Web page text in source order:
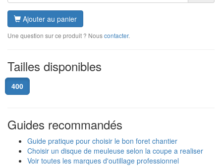
Ajouter au panier
Une question sur ce produit ? Nouscontacter.
Tailles disponibles
400
Guides recommandés
Guide pratique pour choisir le bon foret chantier
Choisir un disque de meuleuse selon la coupe a realiser
Voir toutes les marques d'outillage professionnel